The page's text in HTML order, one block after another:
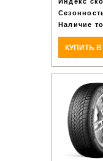
Наличие
КУПИТЬ В